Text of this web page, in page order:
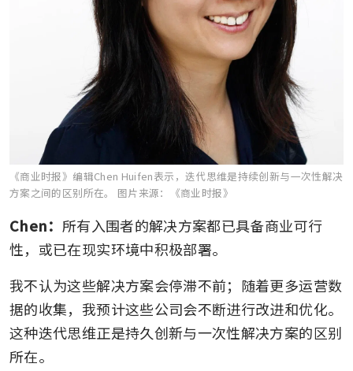
《商业时报》编辑Chen Huifen表示，迭代思维是持续创新与一次性解决
方案之间的区别所在。 图片来源：《商业时报》
Chen： 所有入围者的解决方案都已具备商业可行
性，或已在现实环境中积极部署。
我不认为这些解决方案会停滞不前；随着更多运营数
据的收集，我预计这些公司会不断进行改进和优化。
这种迭代思维正是持久创新与一次性解决方案的区别
所在。